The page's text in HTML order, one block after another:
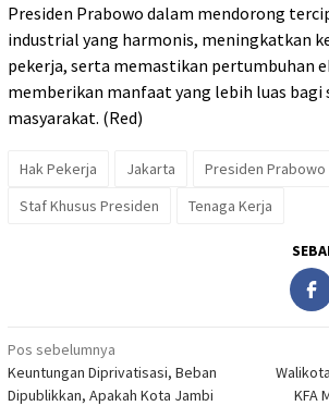
Presiden Prabowo dalam mendorong
industrial yang harmonis, meningkatkan
pekerja, serta memastikan pertumbuhan
memberikan manfaat yang lebih luas bagi
masyarakat. (Red)
Hak Pekerja Jakarta Presiden Prabowo
Staf Khusus Presiden
Tenaga Kerja
Navigasi
pos
Pos sebelumnya
Keuntungan Diprivatisasi, Beban
Dipublikkan, Apakah Kota Jambi
KFA